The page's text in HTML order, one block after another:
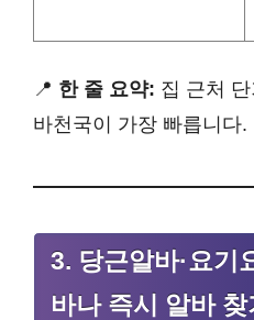
📍 한 줄 요약: 집 근처
바천국이 가장 빠릅니다.
3. 당근알바·요기
바나 즉시 알바